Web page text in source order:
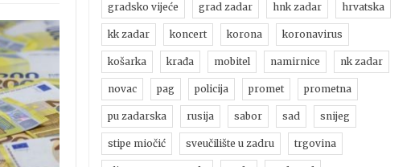
gradsko vijeće grad zadar hnk zadar hrvatska
kk zadar koncert korona koronavirus
košarka krađa mobitel namirnice nk zadar
novac pag policija promet prometna
pu zadarska rusija sabor sad snijeg
stipe miočić sveučilište u zadru trgovina